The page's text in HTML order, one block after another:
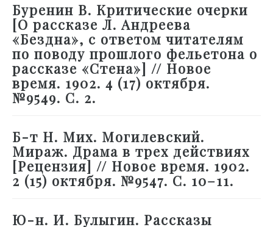
Буренин В. Критические очерки
[О рассказе Л. Андреева
«Бездна», с ответом читателям
по поводу прошлого фельетона о
рассказе «Стена»] // Новое
время. 1902. 4 (17) октября.
№9549. С. 2.
Б-т Н. Мих. Могилевский.
Мираж. Драма в трех действиях
[Рецензия] // Новое время. 1902.
2 (15) октября. №9547. С. 10–11.
Ю-н. И. Булыгин. Рассказы